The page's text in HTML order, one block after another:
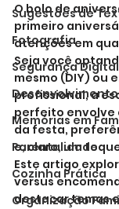
Sugestões de
Fotografia
Segurança Digital
Memórias em
Parentalidade
Cozinha Prática
Organização
O bolo de
primeiro
atenções em
Seja você
mesmo (DIY) ou
profissional, a
perfeito envolve
da festa,
e, claro, um
Este artigo
versus
destacar temas